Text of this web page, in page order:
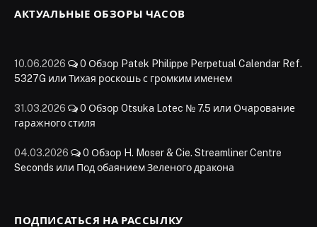
АКТУАЛЬНЫЕ ОБЗОРЫ ЧАСОВ
10.06.2026 0 Обзор Patek Philippe Perpetual Calendar Ref.
5327G или Тихая роскошь с громким именем
31.03.2026 0 Обзор Otsuka Lotec № 7.5 или Очарование
гаражного стиля
04.03.2026 0 Обзор H. Moser & Cie. Streamliner Centre
Seconds или Под обаянием Зеленого дракона
ПОДПИСАТЬСЯ НА РАССЫЛКУ